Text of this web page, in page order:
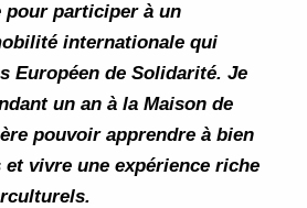
pour participer à un
internationale qui
Européen de Solidarité. Je
un an à la Maison de
pouvoir apprendre à bien
vivre une expérience riche